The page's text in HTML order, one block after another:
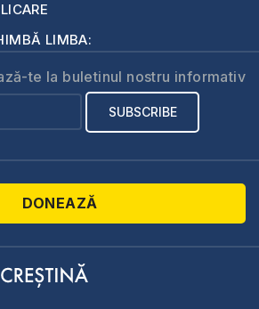
LIMBA:
te la buletinul nostru informativ
DONEAZĂ